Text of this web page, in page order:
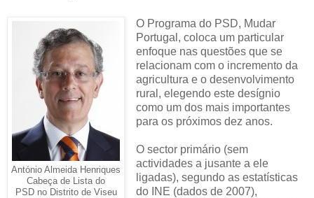
António Almeida Henriques
Cabeça de Lista do
PSD no Distrito de Viseu
O Programa do PSD, Mudar
Portugal, coloca um particular
enfoque nas questões que se
relacionam com o incremento da
agricultura e o desenvolvimento
rural, elegendo este desígnio
como um dos mais importantes
para os próximos dez anos.
O sector primário (sem
actividades a jusante a ele
ligadas), segundo as estatísticas
do INE (dados de 2007),